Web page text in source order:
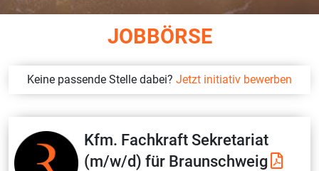
JOBBÖRSE
Keine passende Stelle dabei? Jetzt initiativ bewerben
Kfm. Fachkraft Sekretariat
(m/w/d) für Braunschweig